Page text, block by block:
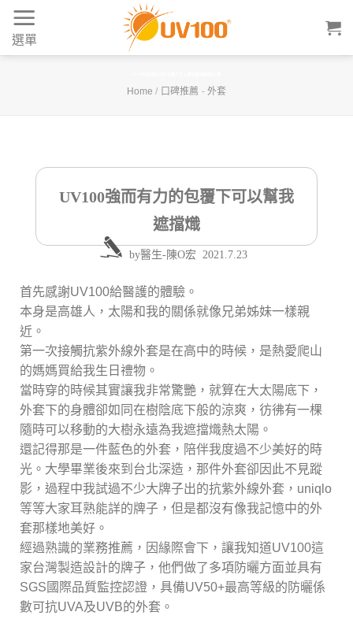
Skip
content
選單
Home / 口碑推薦 - 外套
UV100強而有力的包覆下可以幫我
遮擋熾
by醫生-陳O宏 2021.7.23
首先感謝UV100給醫護的體驗。
本身是高雄人，太陽和我的關係就像兄弟姊妹一樣親
近。
第一次接觸抗紫外線外套是在高中的時候，是熱愛爬山
的媽媽買給我生日禮物。
當時穿的時候其實讓我非常驚艷，就算在大太陽底下，
外套下的身體卻如同在樹陰底下般的涼爽，彷彿有一棵
隨時可以移動的大樹永遠為我遮擋熾熱太陽。
還記得那是一件藍色的外套，陪伴我度過不少美好的時
光。大學畢業後來到台北深造，那件外套卻因此不見蹤
影，過程中我試過不少大牌子出的抗紫外線外套，uniqlo
等等大家耳熟能詳的牌子，但是都沒有像我記憶中的外
套那樣地美好。
經過熟識的業務推薦，因緣際會下，讓我知道UV100這
家台灣製造設計的牌子，他們做了多項防曬方面並具有
SGS國際品質監控認證，具備UV50+最高等級的防曬係
數可抗UVA及UVB的外套。